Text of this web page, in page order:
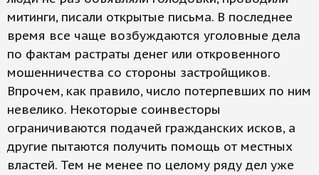
митинги, писали открытые письма. В последнее
время все чаще возбуждаются уголовные дела
по фактам растраты денег или откровенного
мошенничества со стороны застройщиков.
Впрочем, как правило, число потерпевших по ним
невелико. Некоторые соинвесторы
ограничиваются подачей гражданских исков, а
другие пытаются получить помощь от местных
властей. Тем не менее по целому ряду дел уже